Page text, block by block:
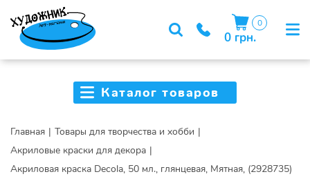
0
0 грн.
Каталог товаров
Главная
Товары для творчества и хобби
Акриловые краски для декора
Акриловая краска Decola, 50 мл., глянцевая, Мятная, (2928735)